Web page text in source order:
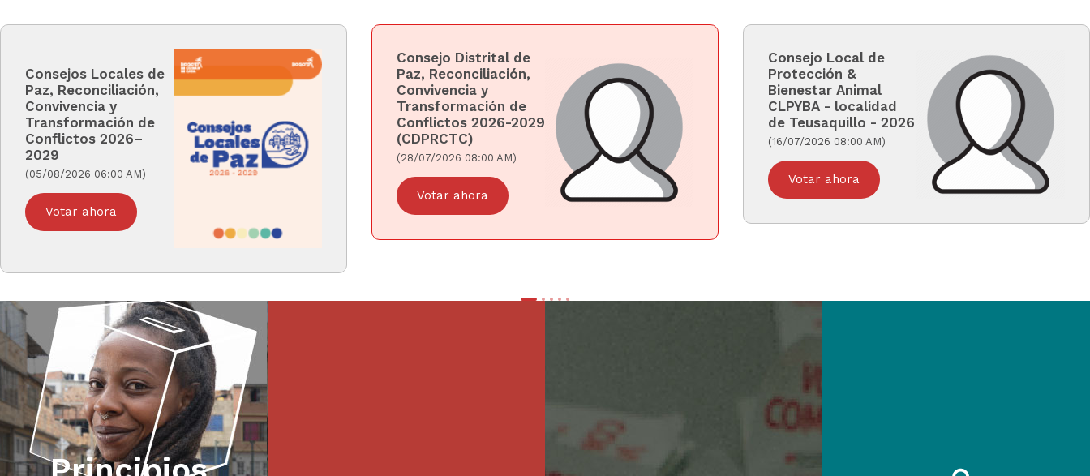
Consejos Locales de
Paz, Reconciliación,
Convivencia y
Transformación de
Conflictos 2026–
2029
(05/08/2026 06:00 AM)
Votar ahora
Consejo Distrital de
Paz, Reconciliación,
Convivencia y
Transformación de
Conflictos 2026-2029
(CDPRCTC)
(28/07/2026 08:00 AM)
Votar ahora
Consejo Local de
Protección &
Bienestar Animal
CLPYBA - localidad
de Teusaquillo - 2026
(16/07/2026 08:00 AM)
Votar ahora